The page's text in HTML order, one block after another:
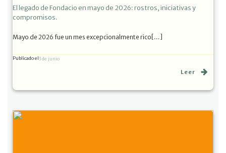
El legado de Fondacio en mayo de 2026: rostros, iniciativas y
compromisos.
Mayo de 2026 fue un mes excepcionalmente rico[…]
Publicado el 3 de junio
Leer